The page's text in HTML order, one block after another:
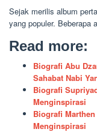
Sejak merilis album
yang populer. Beberapa
Read more:
Biografi Abu
Sahabat Nabi
Biografi
Menginspirasi
Biografi
Menginspirasi